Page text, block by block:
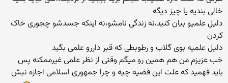
خالی بندیه یا چیز دیگه
دلیل علمیو بیان کنید،نه زندگی نامشو،نه اینکه جسدشو چجوری خاک
کردن
دلیل علمیه بوی گلاب و رطوبطی که قبر داررو علمی بگید
خب عزیزم من هم همین رو میگم وقتی از نظر علمی غیرممكنه پس
باید فهمید كه علت این قضیه چیه و چرا جمهوری اسلامی اجازه نبش